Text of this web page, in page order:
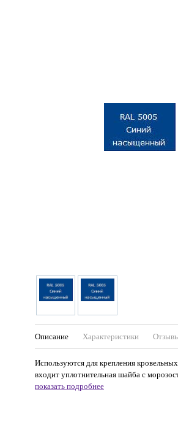
Описание Характеристики
Используются для крепления
входит уплотнительная шайба с
показать подробнее